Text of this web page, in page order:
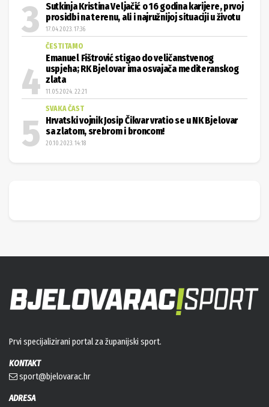
Sutkinja Kristina Veljačić o 16 godina karijere, prvoj
prosidbi na terenu, ali i najružnijoj situaciji u životu
17.04.2023. 17:36
ČESTITAMO
Emanuel Fištrović stigao do veličanstvenog
uspjeha; RK Bjelovar ima osvajača mediteranskog
zlata
11.05.2024. 22:21
SVAKA ČAST
Hrvatski vojnik Josip Čikvar vratio se u NK Bjelovar
sa zlatom, srebrom i broncom!
20.10.2023. 14:18
Prvi specijalizirani portal za županijski sport.
KONTAKT
sport@bjelovarac.hr
ADRESA